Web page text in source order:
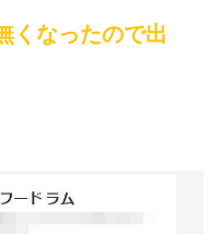
くなったので出